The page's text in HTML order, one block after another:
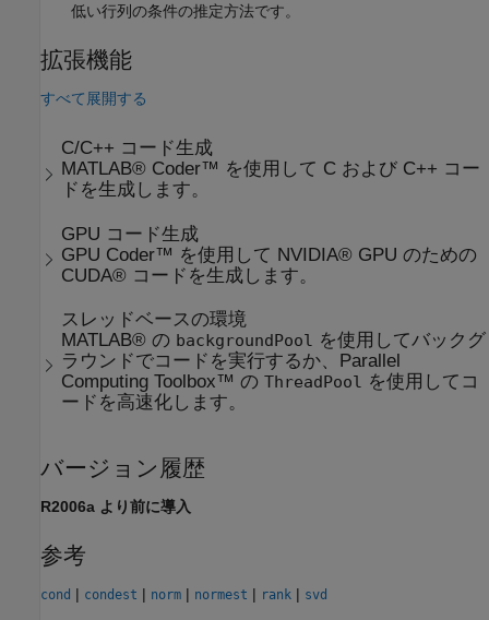
低い行列の条件の推定方法です。
拡張機能
すべて展開する
C/C++ コード生成
MATLAB® Coder™ を使用して C および C++ コー
ドを生成します。
GPU コード生成
GPU Coder™ を使用して NVIDIA® GPU のための
CUDA® コードを生成します。
スレッドベースの環境
MATLAB® の backgroundPool
を使用してバックグ
ラウンドでコードを実行するか、Parallel
Computing Toolbox™ のThreadPool
を使用してコ
ードを高速化します。
バージョン履歴
R2006a より前に導入
参考
cond | condest | norm | normest | rank | svd